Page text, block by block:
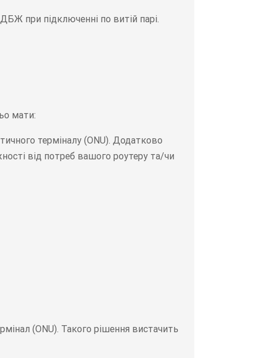
при підключенні по витій парі.
мати:
терміналу (ONU). Додатково
від потреб вашого роутеру та/чи
(ONU). Такого рішення вистачить